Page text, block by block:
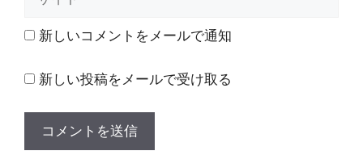
ト 新しいコメントをメールで通知
新しい投稿をメールで受け取る